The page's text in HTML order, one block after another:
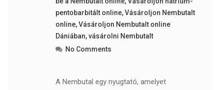
pentobarbitált online,Vásároljon Nembutalt
online,Vásároljon Nembutalt online
Dániában,vásárolni Nembutalt
No Comments
A Nembutal egy nyugtató, amelyet